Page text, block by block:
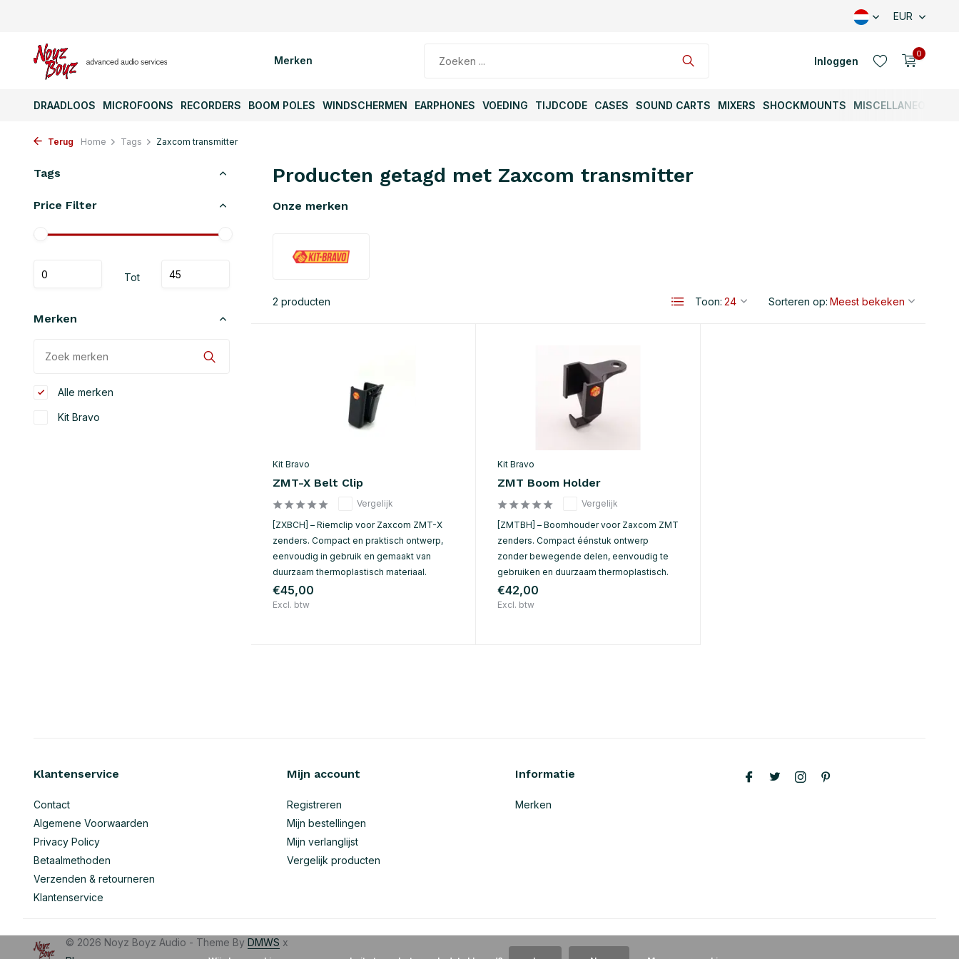
EUR
Merken Inloggen
0
DRAADLOOS MICROFOONS RECORDERS BOOM POLES WINDSCHERMEN EARPHONES VOEDING TIJDCODE CASES SOUND CARTS MIXERS SHOCKMOUNTS MISCELLANEOUS
Terug Home Tags Zaxcom transmitter
Tags
Price Filter
Tot
Merken
Alle merken
Kit Bravo
Producten getagd met Zaxcom transmitter
Onze merken
2 producten Toon: Sorteren op:
Kit Bravo
ZMT-X Belt Clip
Vergelijk
[ZXBCH] – Riemclip voor Zaxcom ZMT-X
zenders. Compact en praktisch ontwerp,
eenvoudig in gebruik en gemaakt van
duurzaam thermoplastisch materiaal.
€45,00
Excl. btw
Kit Bravo
ZMT Boom Holder
Vergelijk
[ZMTBH] – Boomhouder voor Zaxcom ZMT
zenders. Compact éénstuk ontwerp
zonder bewegende delen, eenvoudig te
gebruiken en duurzaam thermoplastisch.
€42,00
Excl. btw
Klantenservice
Contact
Algemene Voorwaarden
Privacy Policy
Betaalmethoden
Verzenden & retourneren
Klantenservice
Mijn account
Registreren
Mijn bestellingen
Mijn verlanglijst
Vergelijk producten
Informatie
Merken
© 2026 Noyz Boyz Audio - Theme By DMWS x